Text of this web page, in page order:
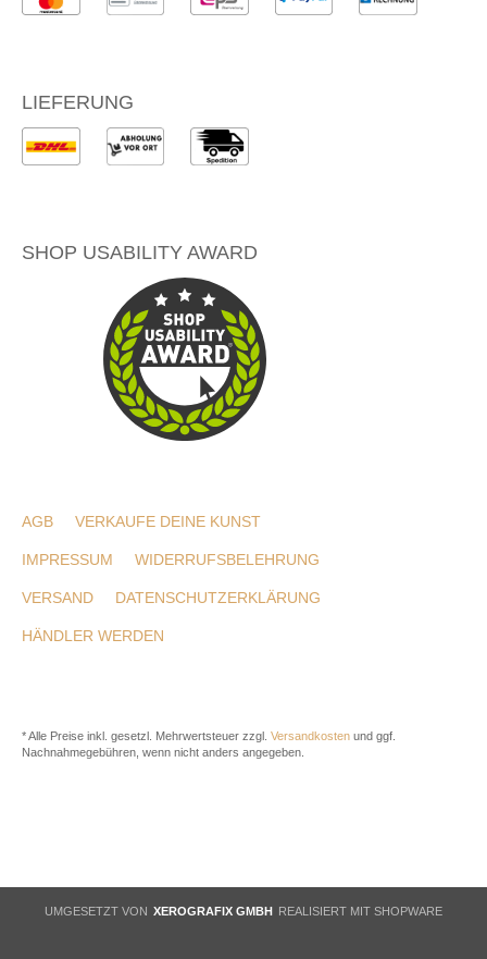
LIEFERUNG
SHOP USABILITY AWARD
AGB VERKAUFE DEINE KUNST
IMPRESSUM WIDERRUFSBELEHRUNG
VERSAND DATENSCHUTZERKLÄRUNG
HÄNDLER WERDEN
* Alle Preise inkl. gesetzl. Mehrwertsteuer zzgl. Versandkosten und ggf.
Nachnahmegebühren, wenn nicht anders angegeben.
UMGESETZT VON XEROGRAFIX GMBH REALISIERT MIT SHOPWARE